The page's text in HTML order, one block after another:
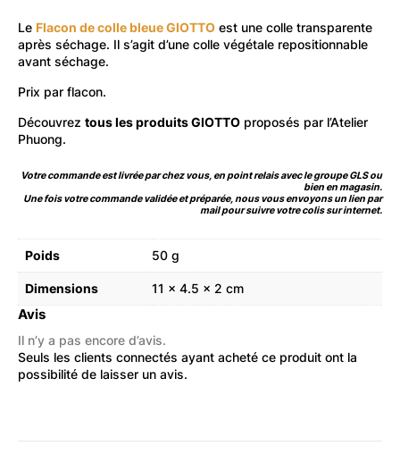
Le Flacon de colle bleue GIOTTO est une colle transparente
après séchage. Il s’agit d’une colle végétale repositionnable
avant séchage.
Prix par flacon.
Découvrez tous les produits GIOTTO proposés par l’Atelier
Phuong.
Votre commande est livrée par chez vous, en point relais avec le groupe GLS ou
bien en magasin.
Une fois votre commande validée et préparée, nous vous envoyons un lien par
mail pour suivre votre colis sur internet.
Poids 50 g
Dimensions 11 × 4.5 × 2 cm
Avis
Il n’y a pas encore d’avis.
Seuls les clients connectés ayant acheté ce produit ont la
possibilité de laisser un avis.